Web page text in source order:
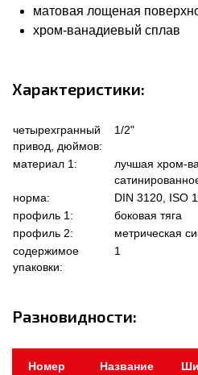
матовая лощеная
хром-ванадиевый сплав
Характеристики:
четырехгранный
привод, дюймов:
1/2"
материал 1:
лучшая хром-
норма:
DIN 3120, ISO
профиль 1:
боковая тяга
профиль 2:
метрическая
содержимое
упаковки:
1
Разновидности:
Номер
Название